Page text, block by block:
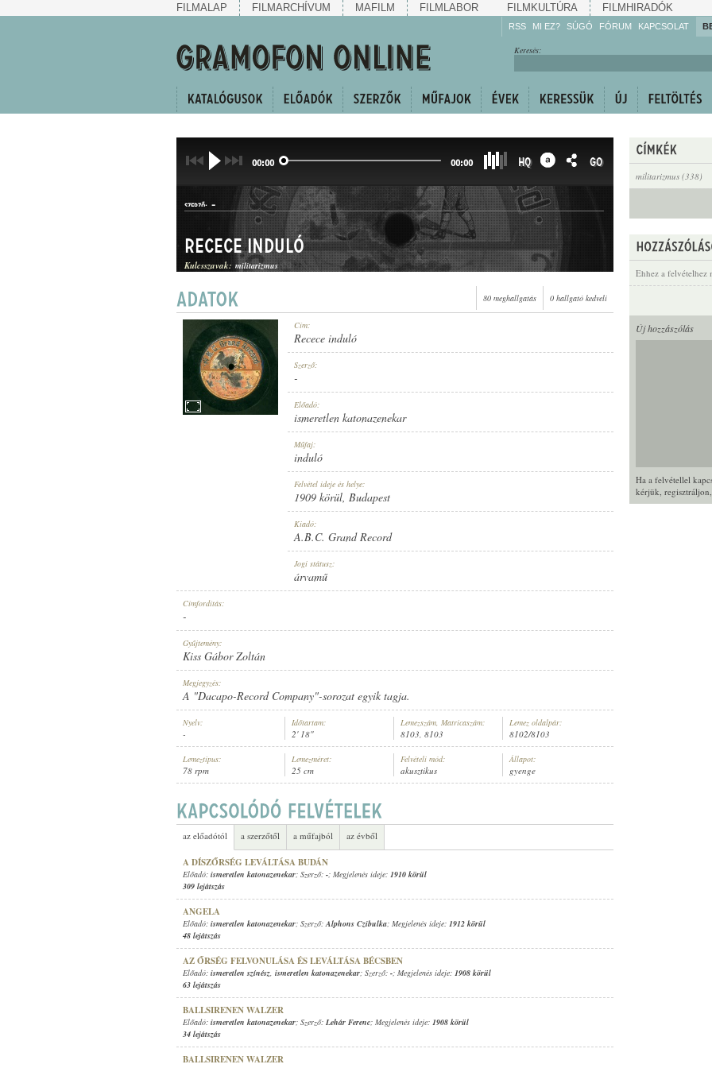
FILMALAP FILMARCHÍVUM MAFILM FILMLABOR FILMKULTÚRA FILMHIRADÓK
RSS MI EZ? SÚGÓ
Gyarapítsa!
FÓRUM KAPCSOLAT
Keresés:
militarizmus (338)
Ehhez a felvételhez
Új hozzászólás
Ha a felvétellel
kérjük, regisztráljon
00:00 00:00 HQ GO
ISMERETLEN KATONAZENEKAR
SZERZŐ: -
INDULÓ
1909 KÖRÜL
A.B.C. GRAND RECORD
LEMEZSZÁM:
Recece induló
Kulcsszavak: militarizmus
80 meghallgatás 0 hallgató kedveli
Cím:
Recece induló
Szerző:
-
Előadó:
ismeretlen katonazenekar
Műfaj:
induló
Felvétel ideje és helye:
1909 körül, Budapest
Kiadó:
A.B.C. Grand Record
Jogi státusz:
árvamű
Címfordítás:
-
Gyűjtemény:
Kiss Gábor Zoltán
Megjegyzés:
A "Dacapo-Record Company"-sorozat egyik tagja.
Nyelv:
-
Időtartam:
2' 18"
Lemezszám, Matricaszám:
8103, 8103
Lemez oldalpár:
8102/8103
Lemeztípus:
78 rpm
Lemezméret:
25 cm
Felvételi mód:
akusztikus
Állapot:
gyenge
az előadótól a szerzőtől a műfajból az évből
A DÍSZŐRSÉG LEVÁLTÁSA BUDÁN
Előadó: ismeretlen katonazenekar; Szerző: -; Megjelenés ideje: 1910 körül
309 lejátszás
ANGELA
Előadó: ismeretlen katonazenekar; Szerző:Alphons Czibulka; Megjelenés ideje: 1912 körül
48 lejátszás
AZ ŐRSÉG FELVONULÁSA ÉS LEVÁLTÁSA BÉCSBEN
Előadó: ismeretlen színész, ismeretlen katonazenekar; Szerző: -; Megjelenés ideje: 1908 körül
63 lejátszás
BALLSIRENEN WALZER
Előadó: ismeretlen katonazenekar; Szerző: Lehár Ferenc; Megjelenés ideje: 1908 körül
34 lejátszás
BALLSIRENEN WALZER